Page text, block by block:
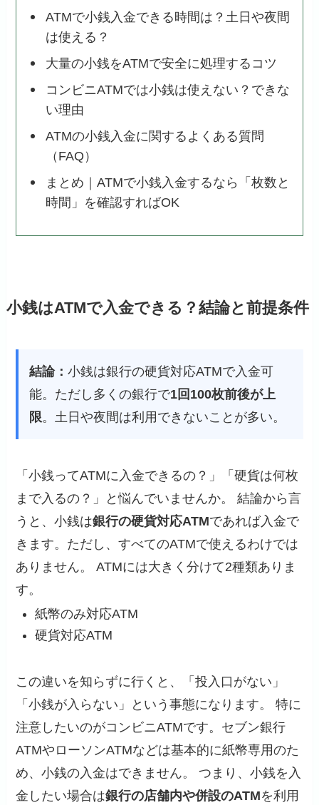
ATMで小銭入金できる時間は？土日や夜間
は使える？
大量の小銭をATMで安全に処理するコツ
コンビニATMでは小銭は使えない？できな
い理由
ATMの小銭入金に関するよくある質問
（FAQ）
まとめ｜ATMで小銭入金するなら「枚数と
時間」を確認すればOK
小銭はATMで入金できる？結論と前提条件
結論：小銭は銀行の硬貨対応ATMで入金可
能。ただし多くの銀行で1回100枚前後が上
限。土日や夜間は利用できないことが多い。
「小銭ってATMに入金できるの？」「硬貨は何枚
まで入るの？」と悩んでいませんか。 結論から言
うと、小銭は銀行の硬貨対応ATMであれば入金で
きます。ただし、すべてのATMで使えるわけでは
ありません。 ATMには大きく分けて2種類ありま
す。
紙幣のみ対応ATM
硬貨対応ATM
この違いを知らずに行くと、「投入口がない」
「小銭が入らない」という事態になります。 特に
注意したいのがコンビニATMです。セブン銀行
ATMやローソンATMなどは基本的に紙幣専用のた
め、小銭の入金はできません。 つまり、小銭を入
金したい場合は銀行の店舗内や併設のATMを利用